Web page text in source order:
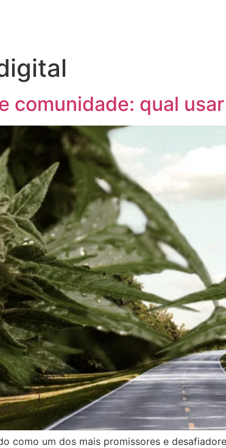
comunidade: qual
como um dos mais promissores e